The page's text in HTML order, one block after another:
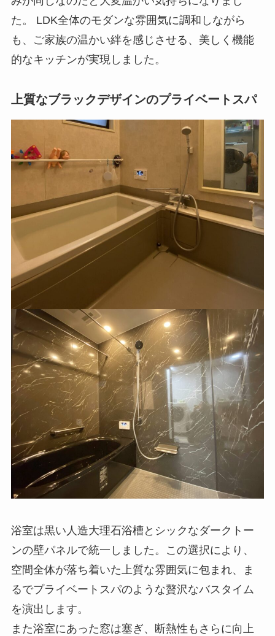
た。 LDK全体のモダンな雰囲気に調和しながら
も、ご家族の温かい絆を感じさせる、美しく機能
的なキッチンが実現しました。
上質なブラックデザインのプライベートスパ
浴室は黒い人造大理石浴槽とシックなダークトー
ンの壁パネルで統一しました。この選択により、
空間全体が落ち着いた上質な雰囲気に包まれ、ま
るでプライベートスパのような贅沢なバスタイム
を演出します。
また浴室にあった窓は塞ぎ、断熱性もさらに向上